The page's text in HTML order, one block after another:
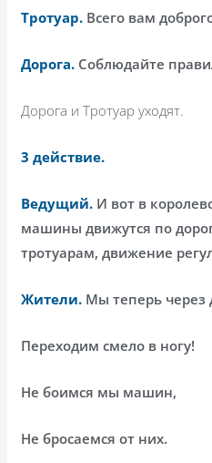
Тротуар. Всего вам
Дорога. Соблюдайте
Дорога и Тротуар уходят.
3 действие.
Ведущий. И вот в
машины движутся по
тротуарам, движение
Жители. Мы теперь через
Переходим смело в ногу!
Не боимся мы машин,
Не бросаемся от них.